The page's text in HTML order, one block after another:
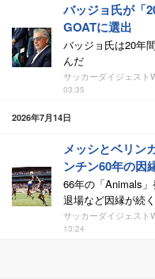
バッジョ氏が「
GOATに選出
バッジョ氏は20年
んだ
サッカーダイジェスト
03:35
2026年7月14日
メッシとベリン
ンチン60年の因
66年の「Animals
退場など因縁が続く
サッカーダイジェスト
13:24